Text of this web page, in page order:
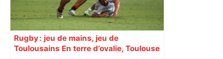
Rugby : jeu de mains, jeu de
Toulousains En terre d’ovalie, Toulouse